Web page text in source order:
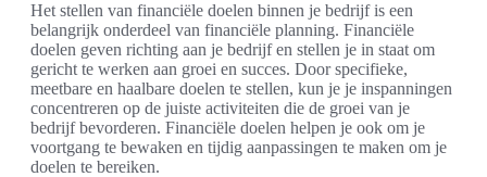
Het stellen van financiële doelen binnen je bedrijf is een
belangrijk onderdeel van financiële planning. Financiële
doelen geven richting aan je bedrijf en stellen je in staat om
gericht te werken aan groei en succes. Door specifieke,
meetbare en haalbare doelen te stellen, kun je je inspanningen
concentreren op de juiste activiteiten die de groei van je
bedrijf bevorderen. Financiële doelen helpen je ook om je
voortgang te bewaken en tijdig aanpassingen te maken om je
doelen te bereiken.